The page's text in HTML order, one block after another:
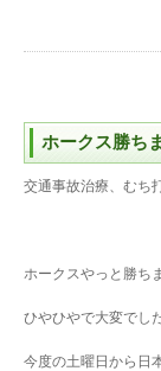
ホークス勝ち
交通事故治療、むち
ホークスやっと勝ち
ひやひやで大変でした
今度の土曜日から日